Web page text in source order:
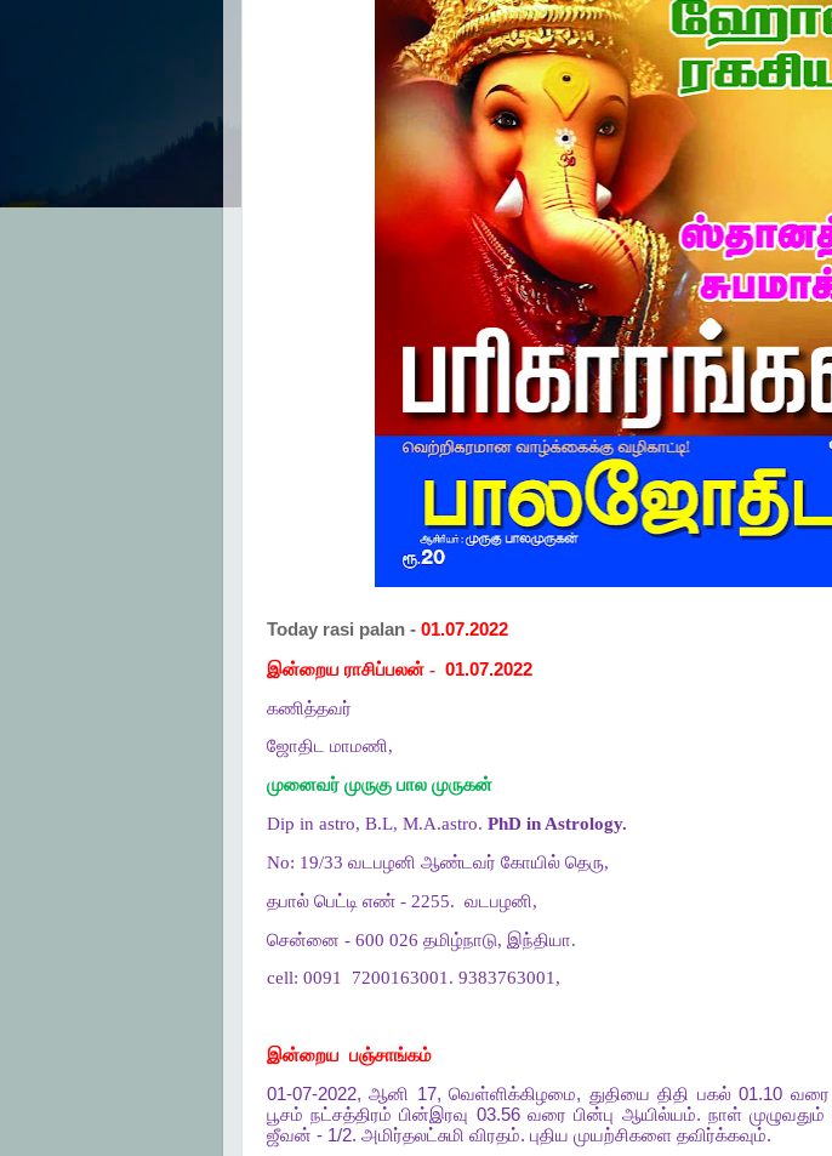
Today rasi palan - 01.07.2022
இன்றைய ராசிப்பலன் - 01.07.2022
கணித்தவர்
ஜோதிட மாமணி,
முனைவர் முருகு பால முருகன்
Dip in astro, B.L, M.A.astro. PhD in Astrology.
No: 19/33 வடபழனி ஆண்டவர் கோயில் தெரு,
தபால் பெட்டி எண் - 2255. வடபழனி,
சென்னை - 600 026 தமிழ்நாடு, இந்தியா.
cell: 0091
7200163001. 9383763001,
இன்றைய பஞ்சாங்கம்
01-07-2022,ஆனி 17,வெள்ளிக்கிழமை, துதியை திதி பகல்01.10 வரை
பூசம் நட்சத்திரம் பின்இரவு 03.56 வரை பின்பு ஆயில்யம். நாள் முழுவதும்
ஜீவன் - 1/2. அமிர்தலட்சுமி விரதம். புதிய முயற்சிகளை தவிர்க்கவும்.